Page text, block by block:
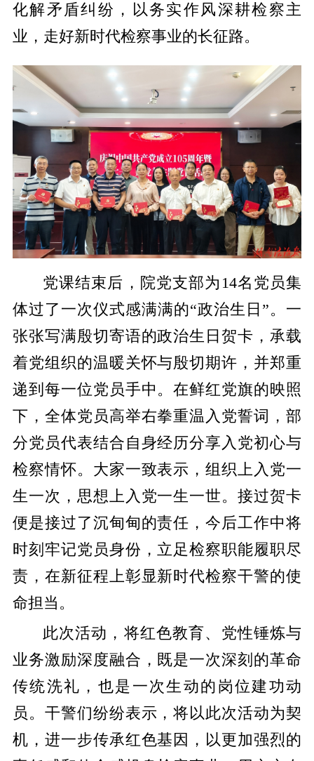
化解矛盾纠纷，以务实作风深耕检察主
业，走好新时代检察事业的长征路。
党课结束后，院党支部为14名党员集
体过了一次仪式感满满的“政治生日”。一
张张写满殷切寄语的政治生日贺卡，承载
着党组织的温暖关怀与殷切期许，并郑重
递到每一位党员手中。在鲜红党旗的映照
下，全体党员高举右拳重温入党誓词，部
分党员代表结合自身经历分享入党初心与
检察情怀。大家一致表示，组织上入党一
生一次，思想上入党一生一世。接过贺卡
便是接过了沉甸甸的责任，今后工作中将
时刻牢记党员身份，立足检察职能履职尽
责，在新征程上彰显新时代检察干警的使
命担当。
此次活动，将红色教育、党性锤炼与
业务激励深度融合，既是一次深刻的革命
传统洗礼，也是一次生动的岗位建功动
员。干警们纷纷表示，将以此次活动为契
机，进一步传承红色基因，以更加强烈的